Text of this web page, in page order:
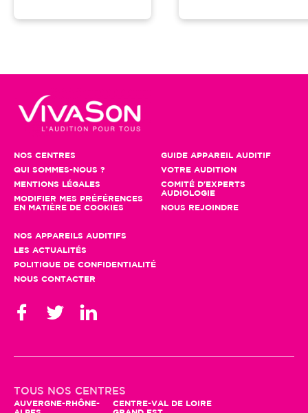
En poursuivant votre navigation, seuls
des cookies à des fins statistiques
NOS CENTRES
QUI SOMMES-NOUS ?
MENTIONS LÉGALES
MODIFIER MES PRÉFÉRENCES
EN MATIÈRE DE COOKIES
GUIDE APPAREIL AUDITIF
VOTRE AUDITION
COMITÉ D'EXPERTS
AUDIOLOGIE
NOUS REJOINDRE
NOS APPAREILS AUDITIFS
LES ACTUALITÉS
POLITIQUE DE CONFIDENTIALITÉ
NOUS CONTACTER
TOUS NOS CENTRES
AUVERGNE-RHÔNE-
CENTRE-VAL DE LOIRE